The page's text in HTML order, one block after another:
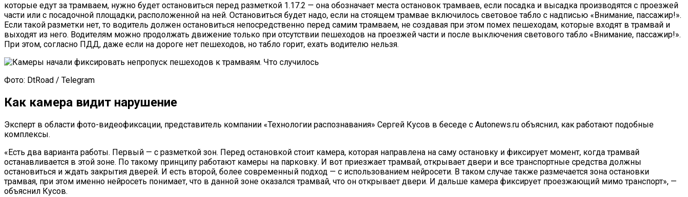
которые едут за трамваем, нужно будет остановиться перед разметкой 1.17.2 — она обозначает места остановок трамваев, если посадка и высадка производятся с проезжей
части или с посадочной площадки, расположенной на ней. Остановиться будет надо, если на стоящем трамвае включилось световое табло с надписью «Внимание, пассажир!».
Если такой разметки нет, то водитель должен остановиться непосредственно перед самим трамваем, не создавая при этом помех пешеходам, которые входят в трамвай и
выходят из него. Водителям можно продолжать движение только при отсутствии пешеходов на проезжей части и после выключения светового табло «Внимание, пассажир!».
При этом, согласно ПДД, даже если на дороге нет пешеходов, но табло горит, ехать водителю нельзя.
Фото: DtRoad / Telegram
Как камера видит нарушение
Эксперт в области фото-видеофиксации, представитель компании «Технологии распознавания» Сергей Кусов в беседе с Autonews.ru объяснил, как работают подобные
комплексы.
«Есть два варианта работы. Первый — с разметкой зон. Перед остановкой стоит камера, которая направлена на саму остановку и фиксирует момент, когда трамвай
останавливается в этой зоне. По такому принципу работают камеры на парковку. И вот приезжает трамвай, открывает двери и все транспортные средства должны
остановиться и ждать закрытия дверей. И есть второй, более современный подход — с использованием нейросети. В таком случае также размечается зона остановки
трамвая, при этом именно нейросеть понимает, что в данной зоне оказался трамвай, что он открывает двери. И дальше камера фиксирует проезжающий мимо транспорт», —
объяснил Кусов.